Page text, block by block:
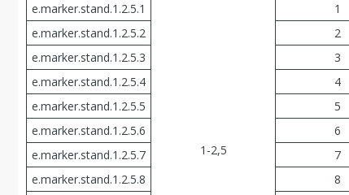
1-2,5
e.marker.stand.1.2.5.1
1
e.marker.stand.1.2.5.2
2
e.marker.stand.1.2.5.3
3
e.marker.stand.1.2.5.4
4
e.marker.stand.1.2.5.5
5
e.marker.stand.1.2.5.6
6
e.marker.stand.1.2.5.7
7
e.marker.stand.1.2.5.8
8